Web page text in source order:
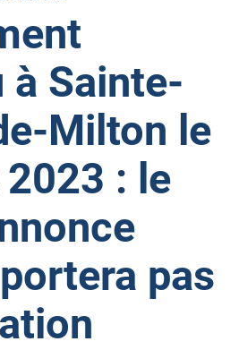
à Sainte-
Milton le
: le
pas